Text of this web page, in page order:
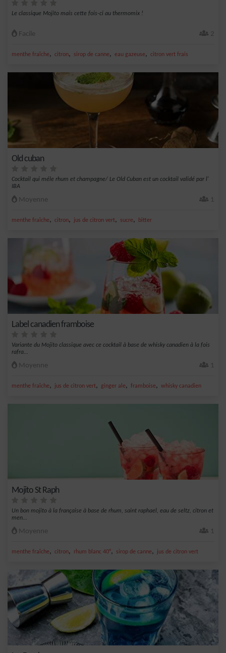
Le classique Mojito mais cette fois-ci au thermomix !
Facile 2
menthe fraîche, citron, sirop de canne, eau gazeuse, citron vert frais
Old cuban
Cocktail qui méle rhum et champagne/ Le Old Cuban est un cocktail validé par l'
IBA
Moyenne 1
menthe fraîche, citron, jus de citron vert, sucre, bitter
Label canadien framboise
Variante du Mojito classique avec ce cocktail à base de whisky canadien à la fois
rafra...
Moyenne 1
menthe fraîche, jus de citron vert, ginger ale, framboise, whisky canadien
Mojito St Raph
Un bon mojito à la française à base de rhum, saint raphael, eau de seltz, citron et
men...
Moyenne 1
menthe fraîche, citron, rhum blanc 40°, sirop de canne, jus de citron vert